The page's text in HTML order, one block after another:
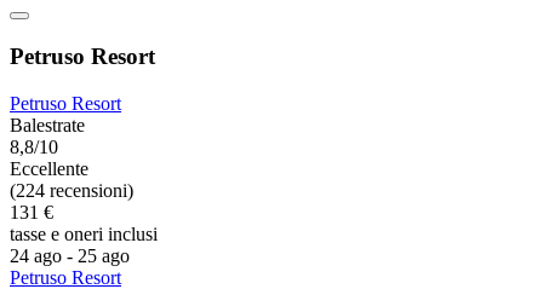
Petruso Resort
Petruso Resort
Balestrate
8,8/10
Eccellente
(224 recensioni)
131 €
tasse e oneri inclusi
24 ago - 25 ago
Petruso Resort